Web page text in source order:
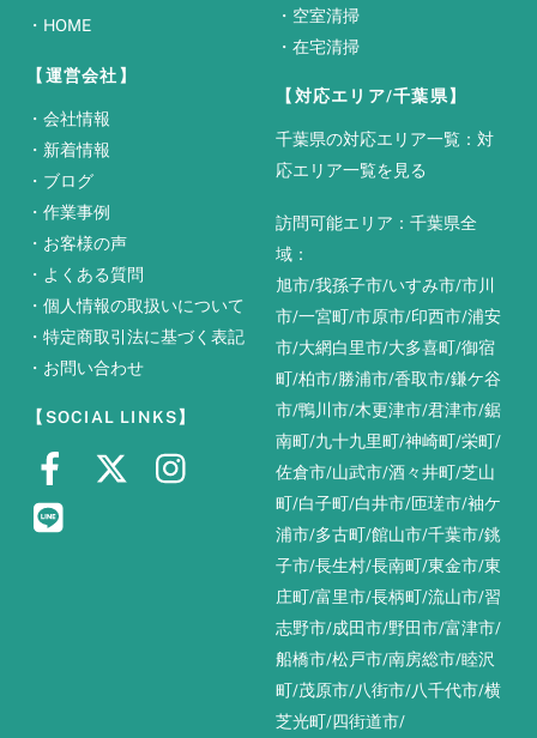
・ HOME
【運営会社】
・会社情報
・ 新着情報
・ ブログ
・作業事例
・ お客様の声
・ よくある質問
・個人情報の取扱いについて
・特定商取引法に基づく表記
・ お問い合わせ
【SOCIAL LINKS】
・ 空室清掃
・在宅清掃
【対応エリア/千葉県】
千葉県の対応エリア一覧：対
応エリア一覧を見る
訪問可能エリア：千葉県全
域：
旭市/我孫子市/いすみ市/市川
市/一宮町/市原市/印西市/浦安
市/大網白里市/大多喜町/御宿
町/柏市/勝浦市/香取市/鎌ケ谷
市/鴨川市/木更津市/君津市/鋸
南町/九十九里町/神崎町/栄町/
佐倉市/山武市/酒々井町/芝山
町/白子町/白井市/匝瑳市/袖ケ
浦市/多古町/館山市/千葉市/銚
子市/長生村/長南町/東金市/東
庄町/富里市/長柄町/流山市/習
志野市/成田市/野田市/富津市/
船橋市/松戸市/南房総市/睦沢
町/茂原市/八街市/八千代市/横
芝光町/四街道市/